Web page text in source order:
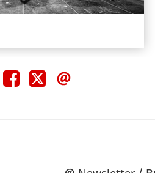
Teile
diese
Teile
diese